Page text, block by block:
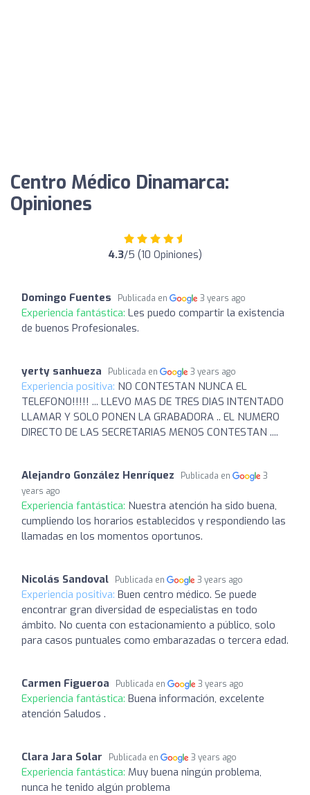
Centro Médico Dinamarca:
Opiniones
4.3/5 (10 Opiniones)
Domingo Fuentes Publicada en 3 years ago
Experiencia fantástica: Les puedo compartir la existencia
de buenos Profesionales.
yerty sanhueza Publicada en 3 years ago
Experiencia positiva: NO CONTESTAN NUNCA EL
TELEFONO!!!!! ... LLEVO MAS DE TRES DIAS INTENTADO
LLAMAR Y SOLO PONEN LA GRABADORA .. EL NUMERO
DIRECTO DE LAS SECRETARIAS MENOS CONTESTAN ....
Alejandro González Henríquez Publicada en
3
years ago
Experiencia fantástica: Nuestra atención ha sido buena,
cumpliendo los horarios establecidos y respondiendo las
llamadas en los momentos oportunos.
Nicolás Sandoval Publicada en 3 years ago
Experiencia positiva: Buen centro médico. Se puede
encontrar gran diversidad de especialistas en todo
ámbito. No cuenta con estacionamiento a público, solo
para casos puntuales como embarazadas o tercera edad.
Carmen Figueroa Publicada en 3 years ago
Experiencia fantástica: Buena información, excelente
atención Saludos .
Clara Jara Solar Publicada en 3 years ago
Experiencia fantástica: Muy buena ningún problema,
nunca he tenido algún problema